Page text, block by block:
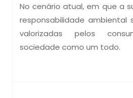
No cenário atual, em que a
responsabilidade ambiental
valorizadas pelos
sociedade como um todo.